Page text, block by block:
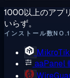
1000以上のアプ
いらず。
インストール数NO.1
aaPanel